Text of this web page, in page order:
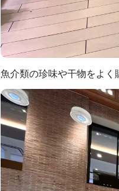
魚介類の珍味や干物をよく